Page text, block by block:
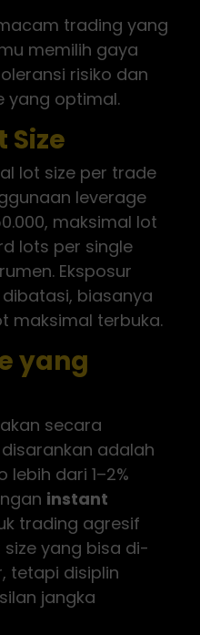
trading yang
memilih gaya
risiko dan
yang optimal.
Size
lot size per trade
leverage
maksimal lot
lots per single
Eksposur
biasanya
maksimal terbuka.
yang
secara
adalah
dari 1–2%
instant
trading agresif
yang bisa di-
tetapi disiplin
jangka